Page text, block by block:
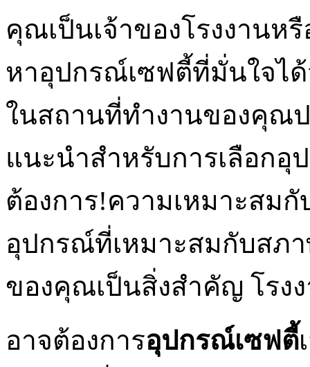
คุณเป็นเจ้าของโรงงานห
หาอุปกรณ์เซฟตี้ที่มั่นใจไ
ในสถานที่ทำงานของคุณ
แนะนำสำหรับการเลือก
ต้องการ!ความเหมาะสม
อุปกรณ์ที่เหมาะสมกับสภ
ของคุณเป็นสิ่งสำคัญ โรง
อาจต้องการอุปกรณ์เซฟตี้